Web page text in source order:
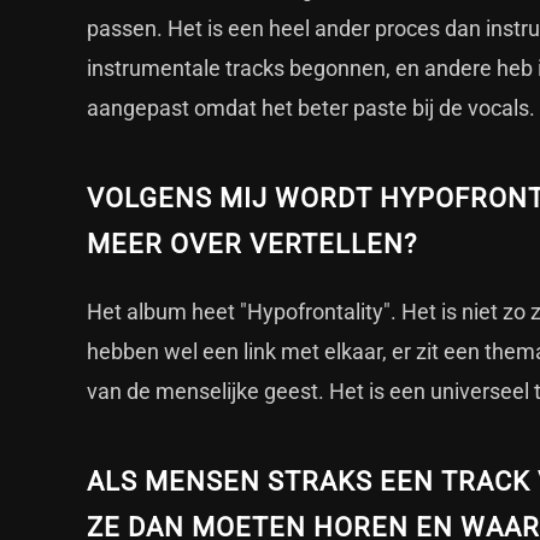
passen. Het is een heel ander proces dan
instrumentale tracks begonnen, en andere
aangepast omdat het beter paste bij de vocals.
VOLGENS MIJ WORDT
MEER OVER VERTELLEN?
Het album heet "Hypofrontality". Het is niet zo
hebben wel een link met elkaar, er zit een
van de menselijke geest. Het is een
ALS MENSEN STRAKS EEN
ZE DAN MOETEN HOREN EN